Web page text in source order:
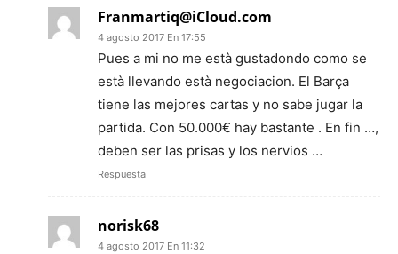
Franmartiq@iCloud.com
4 agosto 2017 En 17:55
Pues a mi no me està gustadondo como se
està llevando està negociacion. El Barça
tiene las mejores cartas y no sabe jugar la
partida. Con 50.000€ hay bastante . En fin …,
deben ser las prisas y los nervios …
Respuesta
norisk68
4 agosto 2017 En 11:32